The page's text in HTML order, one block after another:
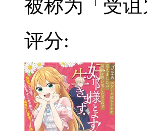
被称为「受
评分: